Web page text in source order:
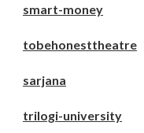
smart-money
tobehonesttheatre
sarjana
trilogi-university